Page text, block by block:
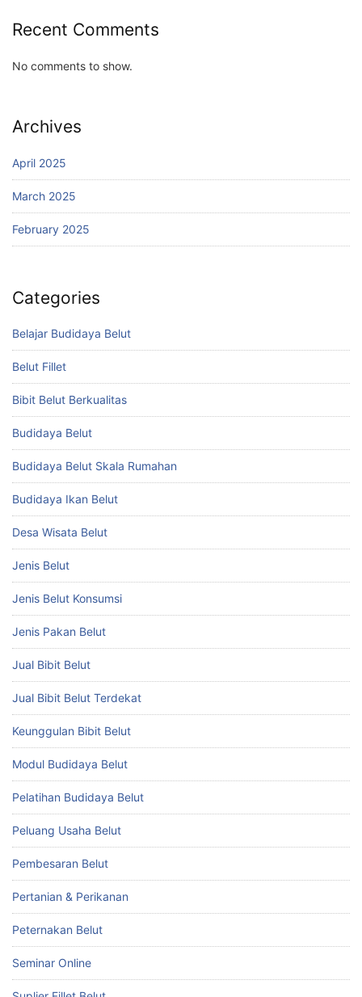
Recent Comments
No comments to show.
Archives
April 2025
March 2025
February 2025
Categories
Belajar Budidaya Belut
Belut Fillet
Bibit Belut Berkualitas
Budidaya Belut
Budidaya Belut Skala Rumahan
Budidaya Ikan Belut
Desa Wisata Belut
Jenis Belut
Jenis Belut Konsumsi
Jenis Pakan Belut
Jual Bibit Belut
Jual Bibit Belut Terdekat
Keunggulan Bibit Belut
Modul Budidaya Belut
Pelatihan Budidaya Belut
Peluang Usaha Belut
Pembesaran Belut
Pertanian & Perikanan
Peternakan Belut
Seminar Online